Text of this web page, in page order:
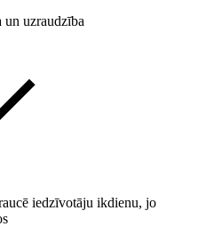
un uzraudzība
iedzīvotāju ikdienu, jo